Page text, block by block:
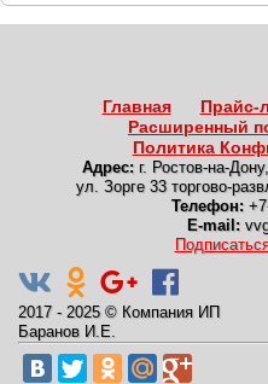
Главная Прайс-
Расширенный
Политика
Адрес: г. Ростов-на-Дону,
ул. Зорге 33 торгово-
Телефон:
E-mail:
2017 - 2025 © Компания ИП
Баранов И.Е.